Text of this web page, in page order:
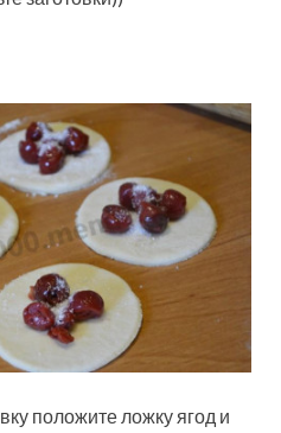
положите ложку ягод и